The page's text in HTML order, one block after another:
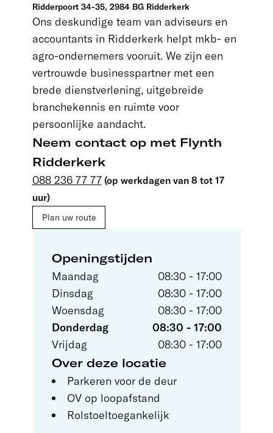
Ridderpoort 34-35, 2984 BG Ridderkerk
Ons deskundige team van adviseurs en
accountants in Ridderkerk helpt mkb- en
agro-ondernemers vooruit. We zijn een
vertrouwde businesspartner met een
brede dienstverlening, uitgebreide
branchekennis en ruimte voor
persoonlijke aandacht.
Neem contact op met Flynth
Ridderkerk
088 236 77 77(op werkdagen van 8 tot 17
uur)
Plan uw route
Openingstijden
Maandag
08:30 - 17:00
Dinsdag
08:30 - 17:00
Woensdag
08:30 - 17:00
Donderdag
08:30 - 17:00
Vrijdag
08:30 - 17:00
Over deze locatie
Parkeren voor de deur
OV op loopafstand
Rolstoeltoegankelijk